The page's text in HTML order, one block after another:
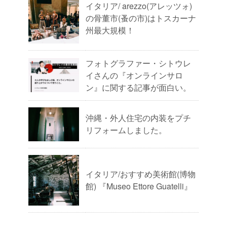
イタリア/ arezzo(アレッツォ)
の骨董市(蚤の市)はトスカーナ
州最大規模！
フォトグラファー・シトウレ
イさんの『オンラインサロ
ン』に関する記事が面白い。
沖縄・外人住宅の内装をプチ
リフォームしました。
イタリア/おすすめ美術館(博物
館) 『Museo Ettore Guatelli』